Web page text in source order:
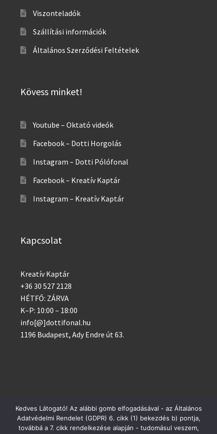
Postai csomagküldés szerdánként, GLS minden nap!
Viszonteladók
Szállítási információk
Általános Szerződési Feltételek
Kövess minket!
Youtube – Oktató videók
Facebook – Dotti Horgolás
Instagram – Dotti Pólófonal
Facebook – Kreatív Kaptár
Instagram – Kreatív Kaptár
Kapcsolat
Kreatív Kaptár
+36 30 527 2128
HÉTFŐ: ZÁRVA
K–P: 10:00 – 18:00
info[@]dottifonal.hu
1196 Budapest, Ady Endre út 63.
© 2014 - 2023 Kreatív Kaptár
Adatvédelem
Kedves Látogató! Az alábbi gomb elfogadásával - az Általános
Adatvédelmi Rendelet (GDPR) 6. cikk (1) bekezdés b) pontja,
továbbá a 7. cikk rendelkezése alapján - tudomásul veszem,